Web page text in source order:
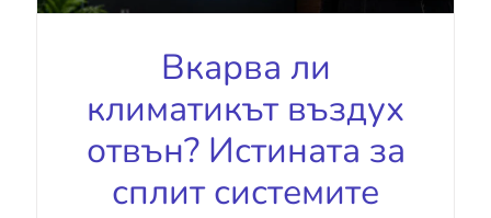
Вкарва ли
климатикът въздух
отвън? Истината за
сплит системите